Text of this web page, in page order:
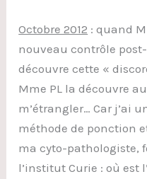
Octobre 2012 : quand
nouveau contrôle
découvre cette «
Mme PL la découvre
m’étrangler… Car j’ai
méthode de ponction
ma cyto-pathologiste,
l’institut Curie : où est